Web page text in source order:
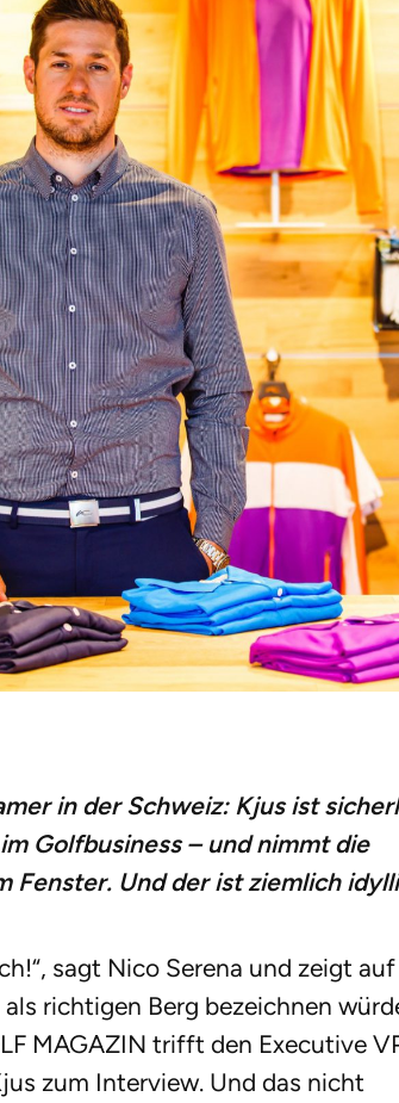
in der Schweiz: Kjus ist
Golf­business – und nimmt die
Fenster. Und der ist ziemlich
sagt Nico Serena und zeigt
richtigen Berg bezeichnen
MAGAZIN trifft den Executive
zum Interview. Und das nicht